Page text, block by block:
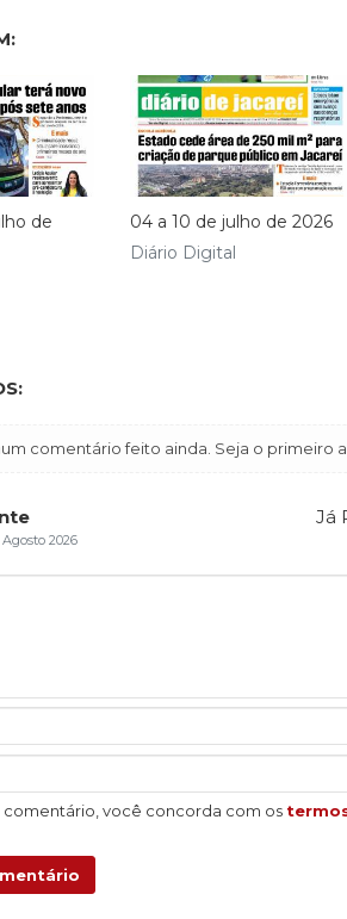
de
04 a 10 de julho de 2026
Diário Digital
comentário feito ainda. Seja o primeiro
Já
Agosto 2026
comentário, você concorda com os